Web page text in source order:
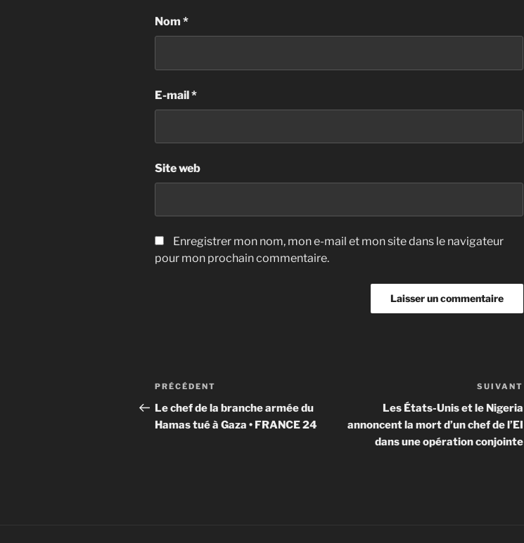
Nom *
E-mail*
Site web
Enregistrer mon nom, mon e-mail et mon site dans le navigateur
pour mon prochain commentaire.
Navigation
de
l’article
Article
précédent
PRÉCÉDENT
Le chef de la branche armée du
Hamas tué à Gaza • FRANCE 24
SUIVANT
Les États-Unis et le Nigeria
annoncent la mort d’un chef de l’EI
dans une opération conjointe